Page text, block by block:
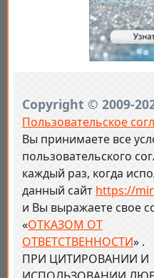
Copyright © 2009-
Пользовательское
Вы принимаете все
пользовательского
каждый раз, когда
данный сайт https://
и Вы выражаете свое
«ОТКАЗОМ ОТ
ОТВЕТСТВЕННОСТИ» .
ПРИ ЦИТИРОВАНИИ И